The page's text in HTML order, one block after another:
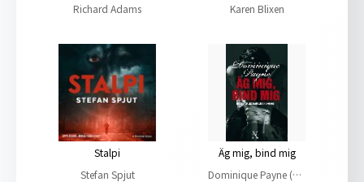
Richard Adams
Karen Blixen
Stalpi
Stefan Spjut
Äg mig, bind mig
Dominique Payne (pseud.), Dominique Payne